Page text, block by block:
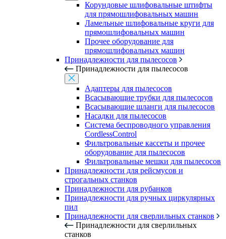
Корундовые шлифовальные штифты
для прямошлифовальных машин
Ламельные шлифовальные круги для
прямошлифовальных машин
Прочее оборудование для
прямошлифовальных машин
Принадлежности для пылесосов
Принадлежности для пылесосов
Адаптеры для пылесосов
Всасывающие трубки для пылесосов
Всасывающие шланги для пылесосов
Насадки для пылесосов
Система беспроводного управления
CordlessControl
Фильтровальные кассеты и прочее
оборудование для пылесосов
Фильтровальные мешки для пылесосов
Принадлежности для рейсмусов и
строгальных станков
Принадлежности для рубанков
Принадлежности для ручных циркулярных
пил
Принадлежности для сверлильных станков
Принадлежности для сверлильных
станков